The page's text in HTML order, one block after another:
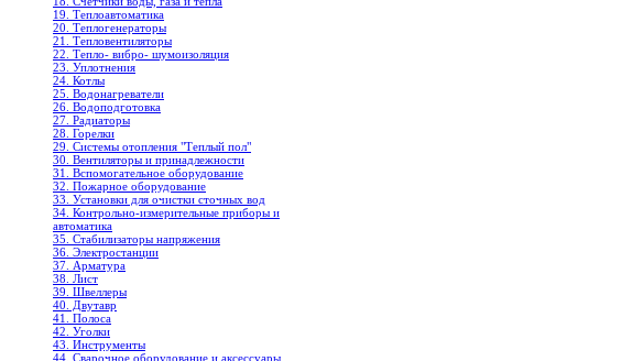
19. Теплоавтоматика
20. Теплогенераторы
21. Тепловентиляторы
22. Тепло- вибро- шумоизоляция
23. Уплотнения
24. Котлы
25. Водонагреватели
26. Водоподготовка
27. Радиаторы
28. Горелки
29. Системы отопления "Теплый пол"
30. Вентиляторы и принадлежности
31. Вспомогательное оборудование
32. Пожарное оборудование
33. Установки для очистки сточных вод
34. Контрольно-измерительные приборы и
автоматика
35. Стабилизаторы напряжения
36. Электростанции
37. Арматура
38. Лист
39. Швеллеры
40. Двутавр
41. Полоса
42. Уголки
43. Инструменты
44. Сварочное оборудование и аксессуары